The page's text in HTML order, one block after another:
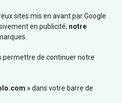
sites mis en avant par Google
en publicité, notre
permettre de continuer notre
»dans votre barre de